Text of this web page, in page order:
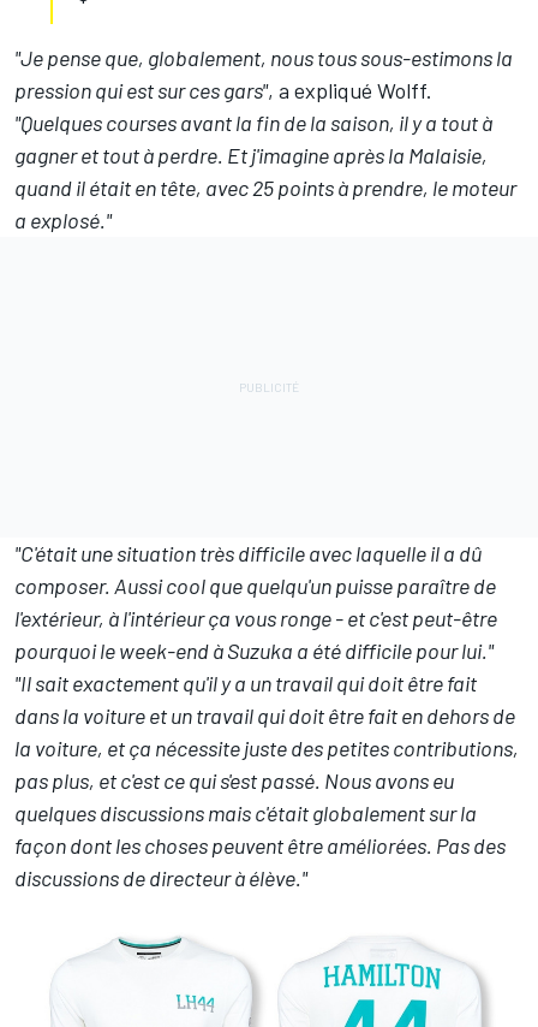
"Je pense que, globalement, nous tous sous-estimons la
pression qui est sur ces gars", a expliqué Wolff.
"Quelques courses avant la fin de la saison, il y a tout à
gagner et tout à perdre. Et j'imagine après la Malaisie,
quand il était en tête, avec 25 points à prendre, le moteur
a explosé."
"C'était une situation très difficile avec laquelle il a dû
composer. Aussi cool que quelqu'un puisse paraître de
l'extérieur, à l'intérieur ça vous ronge - et c'est peut-être
pourquoi le week-end à Suzuka a été difficile pour lui."
"Il sait exactement qu'il y a un travail qui doit être fait
dans la voiture et un travail qui doit être fait en dehors de
la voiture, et ça nécessite juste des petites contributions,
pas plus, et c'est ce qui s'est passé. Nous avons eu
quelques discussions mais c'était globalement sur la
façon dont les choses peuvent être améliorées. Pas des
discussions de directeur à élève."